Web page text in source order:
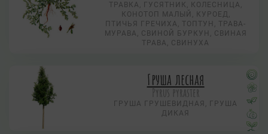
ТРАВКА, ГУСЯТНИК, КОЛЕСНИЦА,
КОНОТОП МАЛЫЙ, КУРОЕД,
ПТИЧЬЯ ГРЕЧИХА, ТОПТУН, ТРАВА-
МУРАВА, СВИНОЙ БУРКУН, СВИНАЯ
ТРАВА, СВИНУХА
Груша лесная
Pyrus pyraster
ГРУША ГРУШЕВИДНАЯ, ГРУША
ДИКАЯ